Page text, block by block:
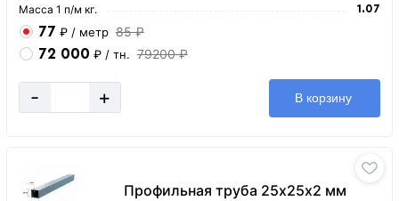
Масса 1 п/м кг. 1.07
77 ₽ / метр 85 ₽
72 000 ₽ / тн. 79200 ₽
- + В корзину
Профильная труба 25х25х2 мм